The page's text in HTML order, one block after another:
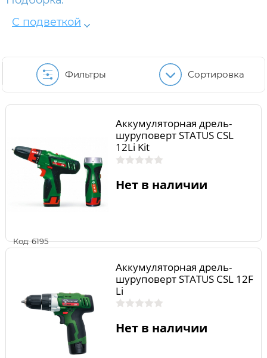
С подветкой
Фильтры Сортировка
Код: 6195
Аккумуляторная дрель-
шуруповерт STATUS CSL
12Li Kit
Нет в наличии
Аккумуляторная дрель-
шуруповерт STATUS CSL 12F
Li
Нет в наличии